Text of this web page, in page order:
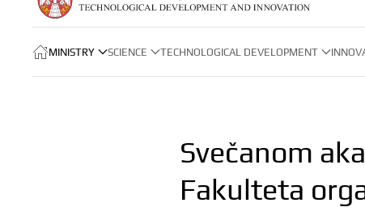
MINISTRY SCIENCE TECHNOLOGICAL DEVELOPMENT
Svečanom
Fakulteta